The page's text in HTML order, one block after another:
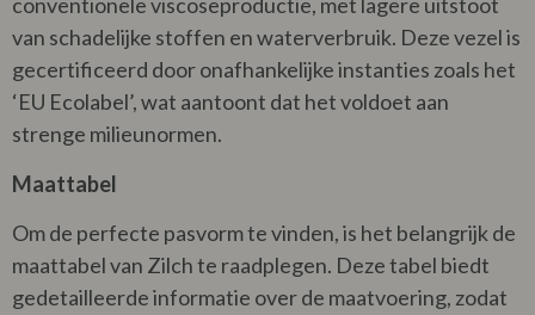
van schadelijke stoffen en waterverbruik. Deze vezel is
gecertificeerd door onafhankelijke instanties zoals het
‘EU Ecolabel’, wat aantoont dat het voldoet aan
strenge milieunormen.
Maattabel
Om de perfecte pasvorm te vinden, is het belangrijk de
maattabel van Zilch te raadplegen. Deze tabel biedt
gedetailleerde informatie over de maatvoering, zodat